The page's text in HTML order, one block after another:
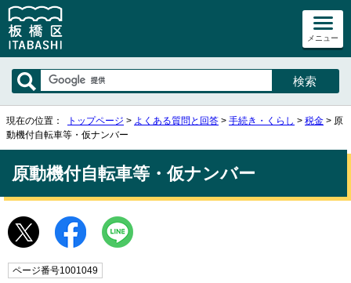
メニュー
現在の位置： トップページ > よくある質問と回答 > 手続き・くらし > 税金 > 原
動機付自転車等・仮ナンバー
原動機付自転車等・仮ナンバー
ページ番号1001049